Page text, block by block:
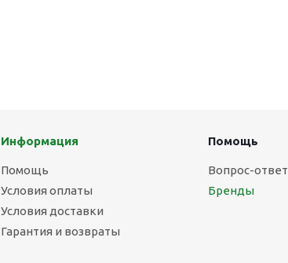
Информация
Помощь
Условия оплаты
Условия доставки
Гарантия и возвраты
Помощь
Вопрос-ответ
Бренды